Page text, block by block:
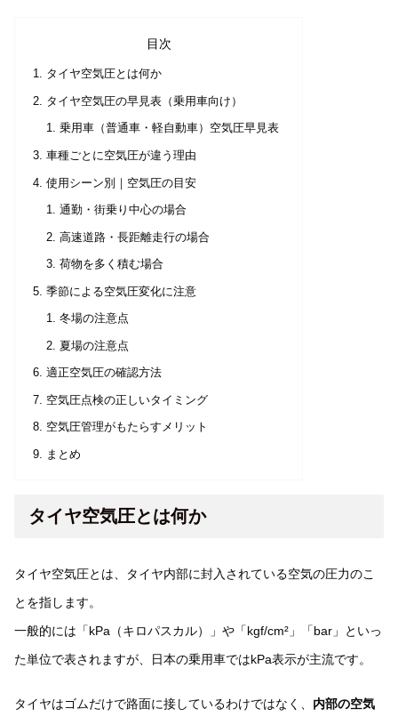
目次
タイヤ空気圧とは何か
タイヤ空気圧の早見表（乗用車向け）
乗用車（普通車・軽自動車）空気圧早見表
車種ごとに空気圧が違う理由
使用シーン別｜空気圧の目安
通勤・街乗り中心の場合
高速道路・長距離走行の場合
荷物を多く積む場合
季節による空気圧変化に注意
冬場の注意点
夏場の注意点
適正空気圧の確認方法
空気圧点検の正しいタイミング
空気圧管理がもたらすメリット
まとめ
タイヤ空気圧とは何か
タイヤ空気圧とは、タイヤ内部に封入されている空気の圧力のこ
とを指します。
一般的には「kPa（キロパスカル）」や「kgf/cm²」「bar」といっ
た単位で表されますが、日本の乗用車ではkPa表示が主流です。
タイヤはゴムだけで路面に接しているわけではなく、 内部の空気